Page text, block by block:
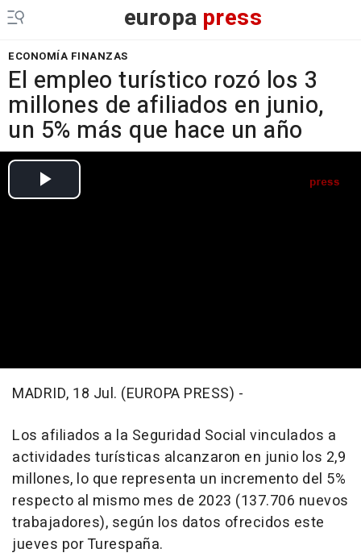
europa press
ECONOMÍA FINANZAS
El empleo turístico rozó los 3
millones de afiliados en junio,
un 5% más que hace un año
MADRID, 18 Jul. (EUROPA PRESS) -
Los afiliados a la Seguridad Social vinculados a
actividades turísticas alcanzaron en junio los 2,9
millones, lo que representa un incremento del 5%
respecto al mismo mes de 2023 (137.706 nuevos
trabajadores), según los datos ofrecidos este
jueves por Turespaña.